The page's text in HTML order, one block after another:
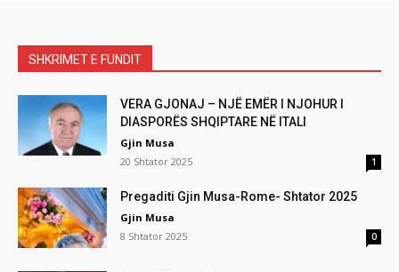
SHKRIMET E FUNDIT
VERA GJONAJ – NJË EMËR I NJOHUR I
DIASPORËS SHQIPTARE NË ITALI
Gjin Musa
20 Shtator 2025
1
Pregaditi Gjin Musa-Rome- Shtator 2025
Gjin Musa
8 Shtator 2025
0